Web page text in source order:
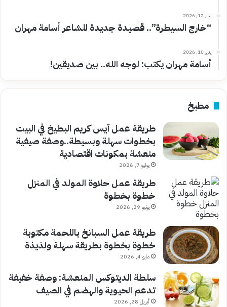
يناير 12, 2026
“خارج السيطرة”.. قصيدة جديدة للشاعر أسامة مهران
يناير 10, 2026
أسامة مهران يكتب: لوجه الله.. بين صديقين!
مطبخ
طريقة عمل آيس كريم البطيخ في البيت
بخطوات سهلة وبسيطة..وصفة صيفية
منعشة بمكونات اقتصادية
يوليو 7, 2026
طريقة عمل حلاوة المولد في المنزل
خطوة بخطوة
يونيو 29, 2026
طريقة عمل السبانخ باللحمة مكتوبة
خطوة بخطوة بطريقة سهلة ولذيذة
مايو 4, 2026
سلطة الديتوكس المنعشة: وصفة خفيفة
تدعم الحيوية والهضم في الصيف
أبريل 28, 2026